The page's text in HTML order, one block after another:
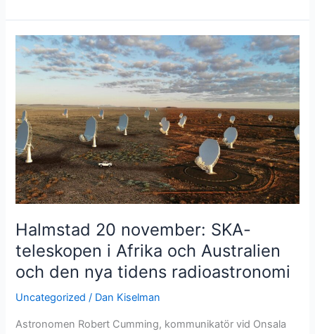
3
december:
Hur
säkra
vi
vara
att
en
planet
är
bebodd
–
eller
obebodd?
Halmstad 20 november: SKA-
teleskopen i Afrika och Australien
och den nya tidens radioastronomi
Uncategorized / Dan Kiselman
Astronomen Robert Cumming, kommunikatör vid Onsala